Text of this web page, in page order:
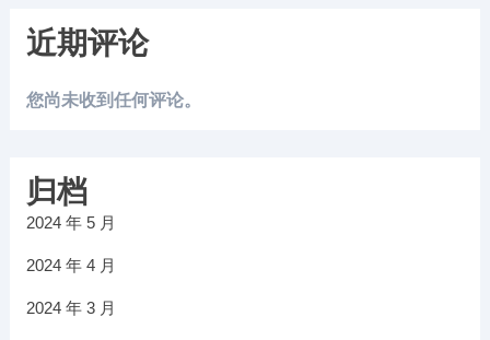
近期评论
您尚未收到任何评论。
归档
2024 年 5 月
2024 年 4 月
2024 年 3 月